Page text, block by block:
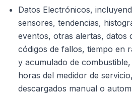
Datos Electrónicos,
sensores, tendencias,
eventos, otras alertas, datos
códigos de fallos, tiempo en
y acumulado de
horas del medidor de
descargados manual o